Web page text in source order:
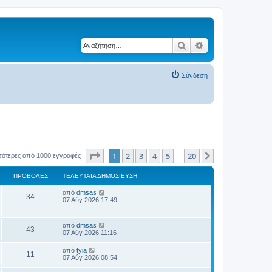
Αναζήτηση
Σύνδεση
από 1000 εγγραφές Σελίδα1 από 20
1 2 3 4 5 20
ΠΡΟΒΟΛΈΣ ΤΕΛΕΥΤΑΊΑ ΔΗΜΟΣΊΕΥΣΗ
34Π
β
Τ
ε
τ
α
ί
α
δ
από dmsas
07 Αύγ 2026 17:49
43
ρ
Τ
ε
υ
τ
α
από dmsas
07 Αύγ 2026 11:16
11
ρ
Τ
ε
από tyia
07 Αύγ 2026 08:54